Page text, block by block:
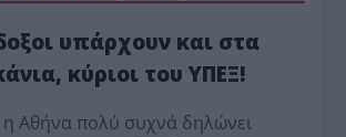
υπάρχουν και στα
κύριοι του ΥΠΕΞ!
Αθήνα πολύ συχνά δηλώνει